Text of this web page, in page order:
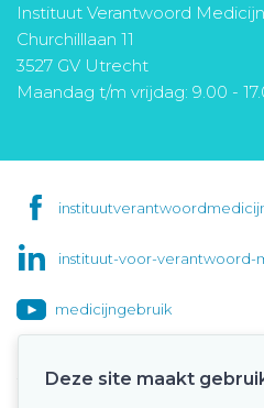
Instituut Verantwoord
Churchilllaan 11
3527 GV Utrecht
Maandag t/m vrijdag: 9.00 -
instituut-voor-verantwoord-
medicijngebruik
Deze site maakt